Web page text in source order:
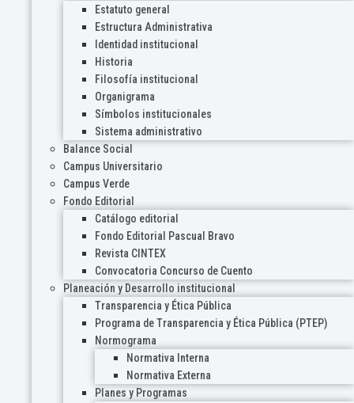
Estatuto general
Estructura Administrativa
Identidad institucional
Historia
Filosofía institucional
Organigrama
Símbolos institucionales
Sistema administrativo
Balance Social
Campus Universitario
Campus Verde
Fondo Editorial
Catálogo editorial
Fondo Editorial Pascual Bravo
Revista CINTEX
Convocatoria Concurso de Cuento
Planeación y Desarrollo institucional
Transparencia y Ética Pública
Programa de Transparencia y Ética Pública (PTEP)
Normograma
Normativa Interna
Normativa Externa
Planes y Programas